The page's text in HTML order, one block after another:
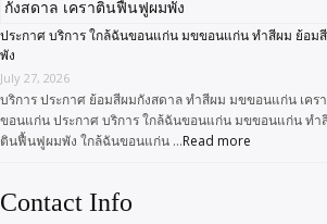
ประกาศ บริการ ใกล้ฉันขอนแก่น มขขอนแก่น ทำสีผม ย้อม
พัง
July 27, 2026
บริการ ประกาศ ย้อมสีผมกังสดาล ทำสีผม มขขอนแก่น เค
ขอนแก่น ประกาศ บริการ ใกล้ฉันขอนแก่น มขขอนแก่น ทำ
ตินฟื้นฟูผมพัง ใกล้ฉันขอนแก่น …Read more
Contact Info